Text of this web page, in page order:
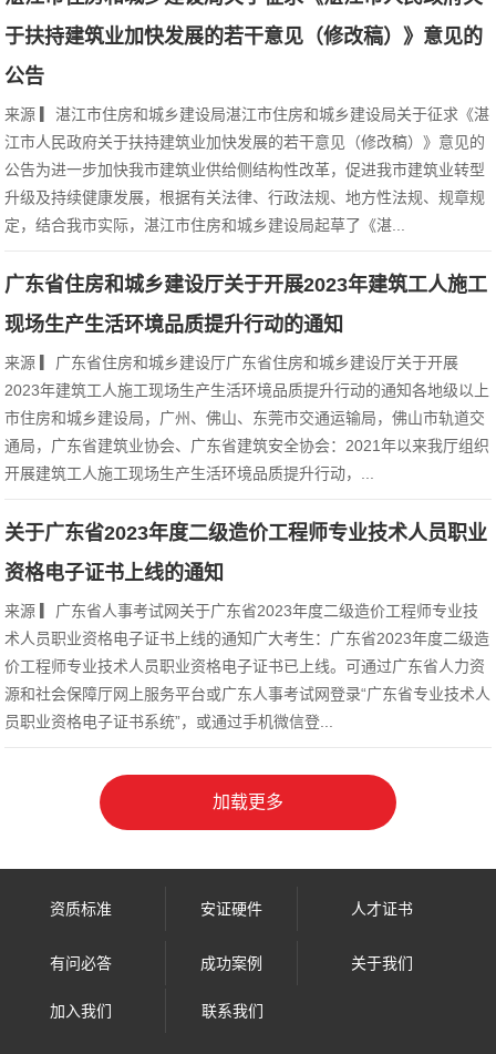
于扶持建筑业加快发展的若干意见（修改稿）》意见的
公告
来源 ▎湛江市住房和城乡建设局湛江市住房和城乡建设局关于征求《湛
江市人民政府关于扶持建筑业加快发展的若干意见（修改稿）》意见的
公告为进一步加快我市建筑业供给侧结构性改革，促进我市建筑业转型
升级及持续健康发展，根据有关法律、行政法规、地方性法规、规章规
定，结合我市实际，湛江市住房和城乡建设局起草了《湛...
广东省住房和城乡建设厅关于开展2023年建筑工人施工
现场生产生活环境品质提升行动的通知
来源 ▎广东省住房和城乡建设厅广东省住房和城乡建设厅关于开展
2023年建筑工人施工现场生产生活环境品质提升行动的通知各地级以上
市住房和城乡建设局，广州、佛山、东莞市交通运输局，佛山市轨道交
通局，广东省建筑业协会、广东省建筑安全协会：2021年以来我厅组织
开展建筑工人施工现场生产生活环境品质提升行动，...
关于广东省2023年度二级造价工程师专业技术人员职业
资格电子证书上线的通知
来源 ▎广东省人事考试网关于广东省2023年度二级造价工程师专业技
术人员职业资格电子证书上线的通知广大考生：广东省2023年度二级造
价工程师专业技术人员职业资格电子证书已上线。可通过广东省人力资
源和社会保障厅网上服务平台或广东人事考试网登录“广东省专业技术人
员职业资格电子证书系统”，或通过手机微信登...
资质标准 安证硬件 人才证书
有问必答 成功案例 关于我们
加入我们 联系我们